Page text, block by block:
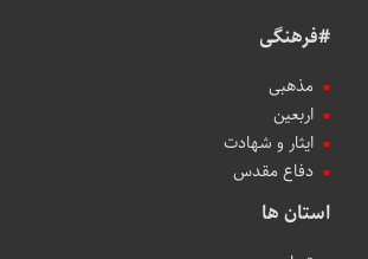
#فرهنگی
مذهبی
اربعین
ایثار و شهادت
دفاع مقدس
استان ها